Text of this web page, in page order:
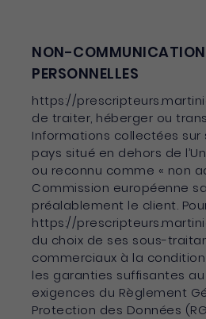
NON-COMMUNICATION
PERSONNELLES
https://
de traiter, héberger ou
Informations collectées sur
pays situé en dehors de
ou reconnu comme « non
Commission européenne
préalablement le client.
https://
du choix de ses sous-
commerciaux à la condition
les garanties suffisantes
exigences du Règlement
Protection des Données